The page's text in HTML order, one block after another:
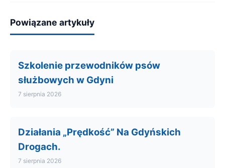
Powiązane artykuły
Szkolenie przewodników psów
służbowych w Gdyni
7 sierpnia 2026
Działania „Prędkość” Na Gdyńskich
Drogach.
7 sierpnia 2026